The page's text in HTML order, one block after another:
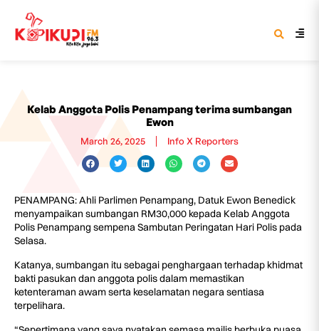
Kelab Anggota Polis Penampang terima sumbangan
Ewon
March 26, 2025 Info X Reporters
PENAMPANG: Ahli Parlimen Penampang, Datuk Ewon Benedick
menyampaikan sumbangan RM30,000 kepada Kelab Anggota
Polis Penampang sempena Sambutan Peringatan Hari Polis pada
Selasa.
Katanya, sumbangan itu sebagai penghargaan terhadap khidmat
bakti pasukan dan anggota polis dalam memastikan
ketenteraman awam serta keselamatan negara sentiasa
terpelihara.